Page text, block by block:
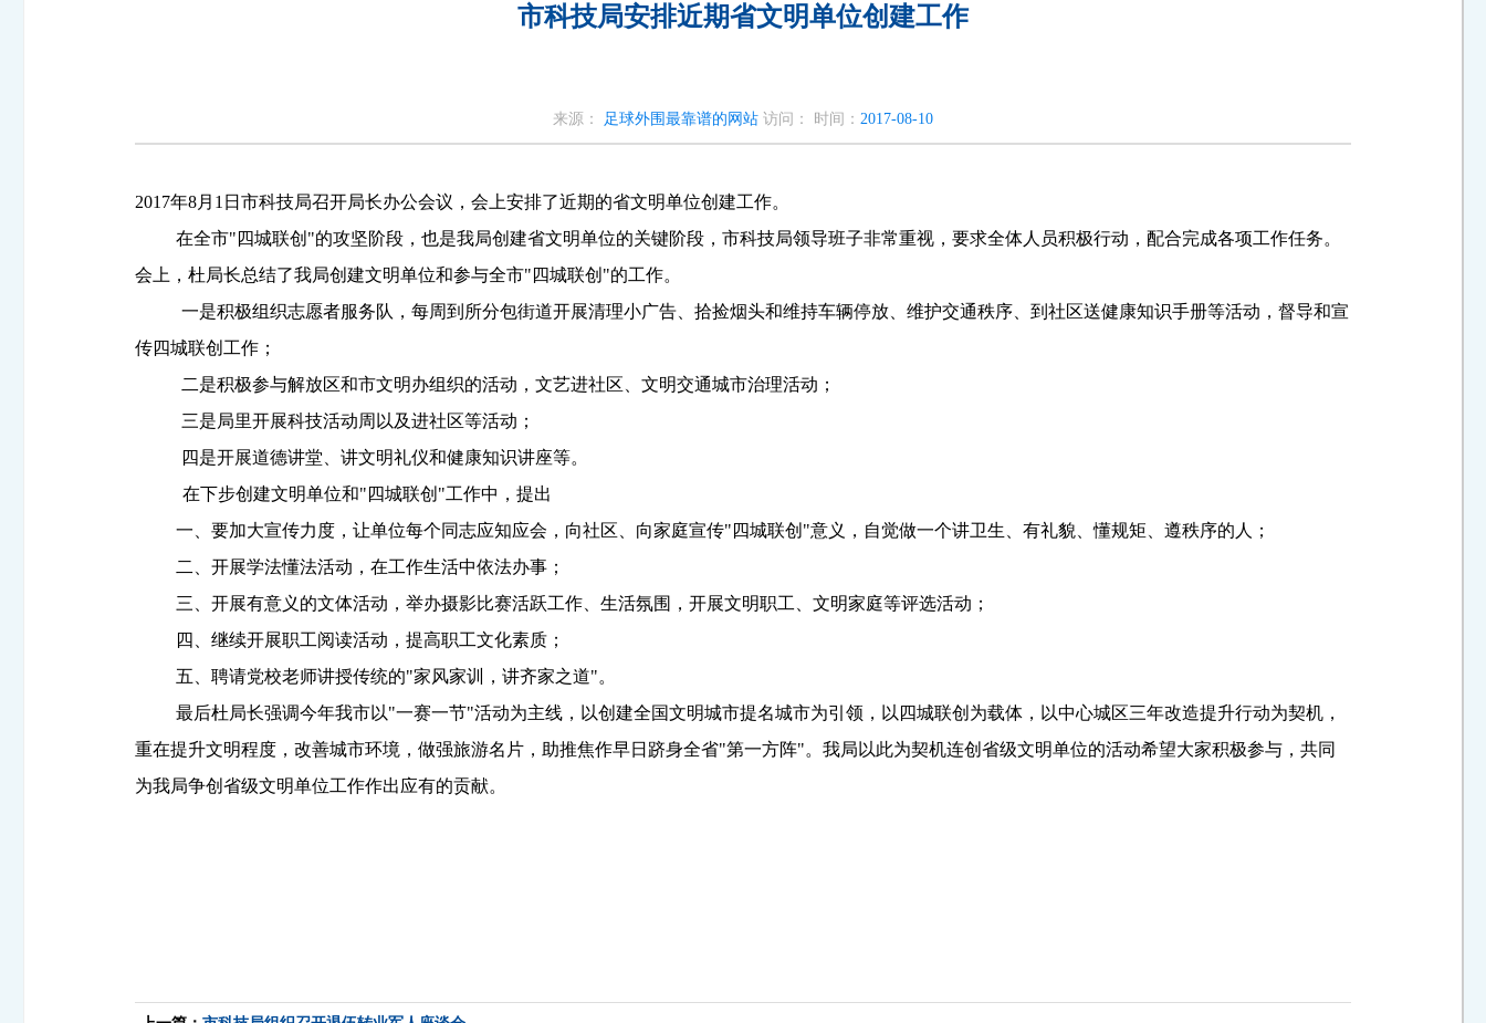
市科技局安排近期省文明单位创建工作
来源： 足球外围最靠谱的网站访问： 时间： 2017-08-10
2017年8月 1 日 市科技局召开局长办公会议，会上安排了近期的省文明单位创建工作。
在全市"四城联创"的攻坚阶段，也是我局创建省文明单位的关键阶段，市科技局领导班子非常重视，要求全体人员积极行动，配合完成各项工作任务。
会上，杜局长总结了我局创建文明单位和参与全市"四城联创"的工作。
一是积极组织志愿者服务队，每周到所分包街道开展清理小广告、拾捡烟头和维持车辆停放、维护交通秩序、到社区送健康知识手册等活动，督导和宣
传四城联创工作；
二是积极参与解放区和市文明办组织的活动，文艺进社区、文明交通城市治理活动；
三是局里开展科技活动周以及进社区等活动；
四是开展道德讲堂、讲文明礼仪和健康知识讲座等。
在下步创建文明单位和"四城联创"工作中，提出
一、要加大宣传力度，让单位每个同志应知应会，向社区、向家庭宣传"四城联创"意义，自觉做一个讲卫生、有礼貌、懂规矩、遵秩序的人；
二、开展学法懂法活动，在工作生活中依法办事；
三、开展有意义的文体活动，举办摄影比赛活跃工作、生活氛围，开展文明职工、文明家庭等评选活动；
四、继续开展职工阅读活动，提高职工文化素质；
五、聘请党校老师讲授传统的"家风家训，讲齐家之道"。
最后杜局长强调今年我市以"一赛一节"活动为主线，以创建全国文明城市提名城市为引领，以四城联创为载体，以中心城区三年改造提升行动为契机，
重在提升文明程度，改善城市环境，做强旅游名片，助推焦作早日跻身全省"第一方阵"。我局以此为契机连创省级文明单位的活动希望大家积极参与，共同
为我局争创省级文明单位工作作出应有的贡献。